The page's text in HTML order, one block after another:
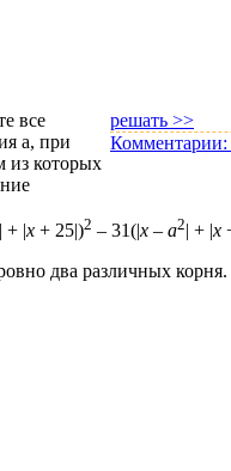
решать >>
Комментарии:
все
a, при
из которых
| + |x + 25|)2 – 31(|x – a2| + |x
два различных